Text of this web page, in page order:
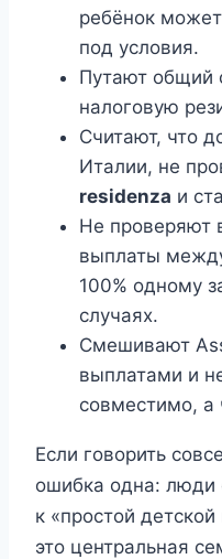
ребёнок
под условия.
Путают общий
налоговую
Считают, что
Италии, не
residenza и
Не проверяют
выплаты
100% одному
случаях.
Смешивают
выплатами и
совместимо, а
Если говорить
ошибка одна: люди
к «простой
это центральная